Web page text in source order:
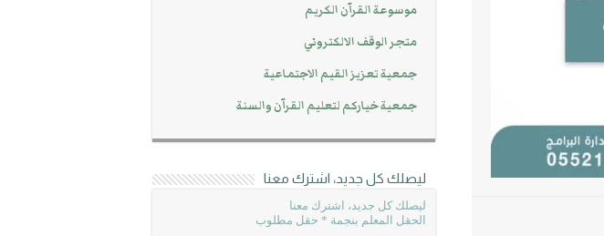
موسوعة القرآن الكريم
متجر الوقف الالكتروني
جمعية تعزيز القيم الاجتماعية
جمعية خياركم لتعليم القرآن والسنة
ليصلك كل جديد، اشترك معنا
ليصلك كل جديد، اشترك معنا
الحقل المعلم بنجمة * حقل مطلوب